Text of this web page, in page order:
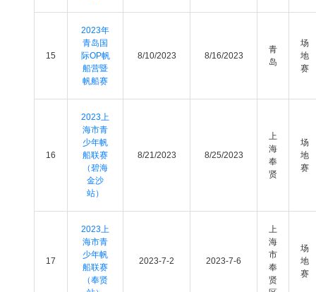
15
2023年
青岛国
际OP帆
船营暨
帆船赛
8/10/2023 8/16/2023
青
岛
场
地
赛
16
2023上
海市青
少年帆
船联赛
（碧海
金沙
站）
8/21/2023 8/25/2023
上
海
奉
贤
场
地
赛
17
2023上
海市青
少年帆
船联赛
（奉贤
2023-7-2 2023-7-6
上
海
市
奉
贤
场
地
赛